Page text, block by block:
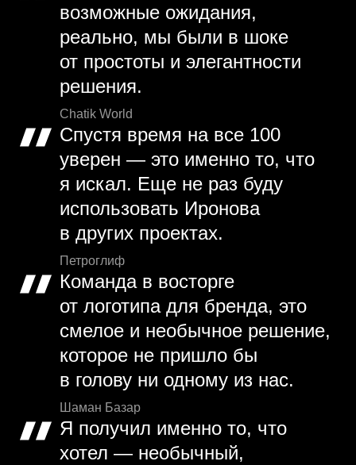
возможные ожидания,
реально, мы были в шоке
от простоты и элегантности
решения.
Chatik World
Спустя время на все 100
уверен — это именно то, что
я искал. Еще не раз буду
использовать Иронова
в других проектах.
Петроглиф
Команда в восторге
от логотипа для бренда, это
смелое и необычное решение,
которое не пришло бы
в голову ни одному из нас.
Шаман Базар
Я получил именно то, что
хотел — необычный,